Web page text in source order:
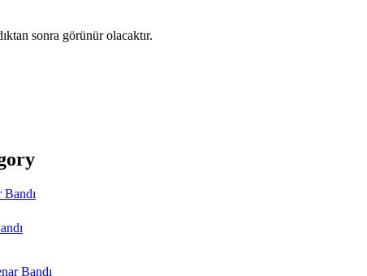
sonra görünür olacaktır.